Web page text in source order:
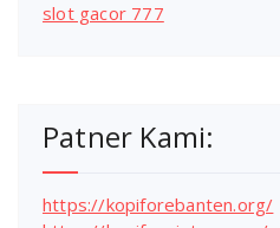
slot gacor 777
Patner Kami:
https://kopiforebanten.org/